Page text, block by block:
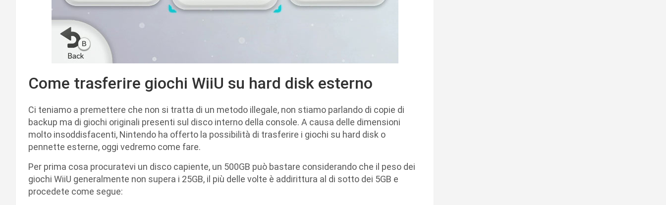
Come trasferire giochi WiiU su hard disk esterno
Ci teniamo a premettere che non si tratta di un metodo illegale, non stiamo parlando di copie di
backup ma di giochi originali presenti sul disco interno della console. A causa delle dimensioni
molto insoddisfacenti, Nintendo ha offerto la possibilità di trasferire i giochi su hard disk o
pennette esterne, oggi vedremo come fare.
Per prima cosa procuratevi un disco capiente, un 500GB può bastare considerando che il peso dei
giochi WiiU generalmente non supera i 25GB, il più delle volte è addirittura al di sotto dei 5GB e
procedete come segue: